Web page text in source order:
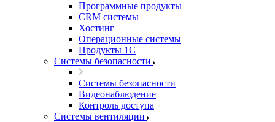
Программные продукты
CRM системы
Хостинг
Операционные системы
Продукты 1С
Системы безопасности
Системы безопасности
Видеонаблюдение
Контроль доступа
Системы вентиляции